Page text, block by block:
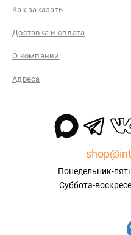
Как заказать
Доставка и оплата
О компании
Адреса
Понедельник-
Суббота-